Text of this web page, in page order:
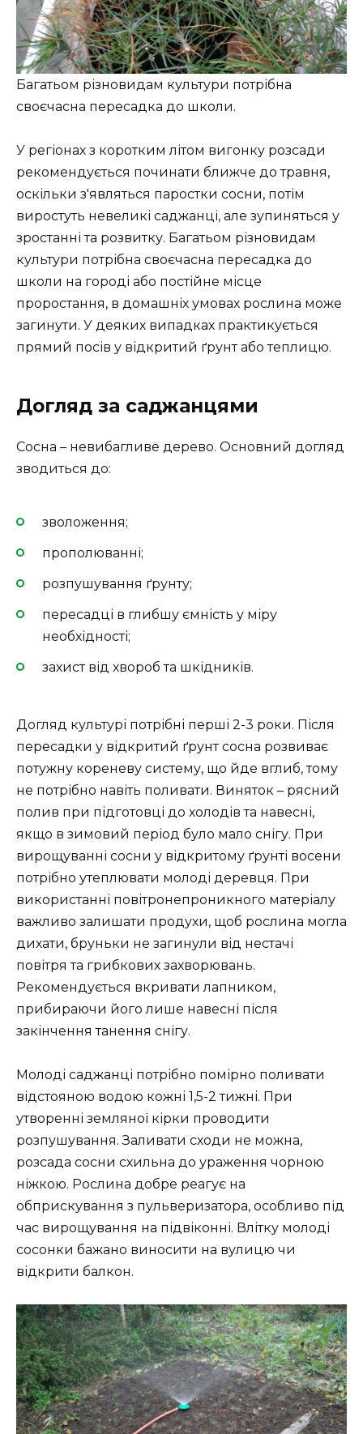
Багатьом різновидам культури потрібна
своєчасна пересадка до школи.
У регіонах з коротким літом вигонку розсади
рекомендується починати ближче до травня,
оскільки з'являться паростки сосни, потім
виростуть невеликі саджанці, але зупиняться у
зростанні та розвитку. Багатьом різновидам
культури потрібна своєчасна пересадка до
школи на городі або постійне місце
проростання, в домашніх умовах рослина може
загинути. У деяких випадках практикується
прямий посів у відкритий ґрунт або теплицю.
Догляд за саджанцями
Сосна – невибагливе дерево. Основний догляд
зводиться до:
зволоження;
прополюванні;
розпушування ґрунту;
пересадці в глибшу ємність у міру
необхідності;
захист від хвороб та шкідників.
Догляд культурі потрібні перші 2-3 роки. Після
пересадки у відкритий ґрунт сосна розвиває
потужну кореневу систему, що йде вглиб, тому
не потрібно навіть поливати. Виняток – рясний
полив при підготовці до холодів та навесні,
якщо в зимовий період було мало снігу. При
вирощуванні сосни у відкритому ґрунті восени
потрібно утеплювати молоді деревця. При
використанні повітронепроникного матеріалу
важливо залишати продухи, щоб рослина могла
дихати, бруньки не загинули від нестачі
повітря та грибкових захворювань.
Рекомендується вкривати лапником,
прибираючи його лише навесні після
закінчення танення снігу.
Молоді саджанці потрібно помірно поливати
відстояною водою кожні 1,5-2 тижні. При
утворенні земляної кірки проводити
розпушування. Заливати сходи не можна,
розсада сосни схильна до ураження чорною
ніжкою. Рослина добре реагує на
обприскування з пульверизатора, особливо під
час вирощування на підвіконні. Влітку молоді
сосонки бажано виносити на вулицю чи
відкрити балкон.